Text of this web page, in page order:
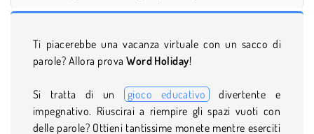
Ti piacerebbe una vacanza virtuale con un sacco di
parole? Allora provaWord Holiday!
Si tratta di un gioco educativo divertente e
impegnativo. Riuscirai a riempire gli spazi vuoti con
delle parole? Ottieni tantissime monete mentre eserciti